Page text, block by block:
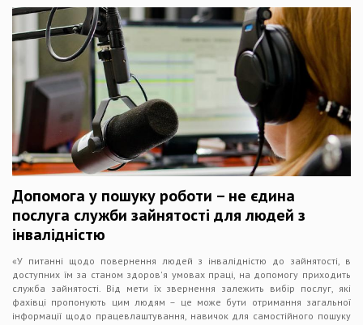
Допомога у пошуку роботи – не єдина
послуга служби зайнятості для людей з
інвалідністю
«У питанні щодо повернення людей з інвалідністю до зайнятості, в
доступних їм за станом здоров'я умовах праці, на допомогу приходить
служба зайнятості. Від мети їх звернення залежить вибір послуг, які
фахівці пропонують цим людям – це може бути отримання загальної
інформації щодо працевлаштування, навичок для самостійного пошуку